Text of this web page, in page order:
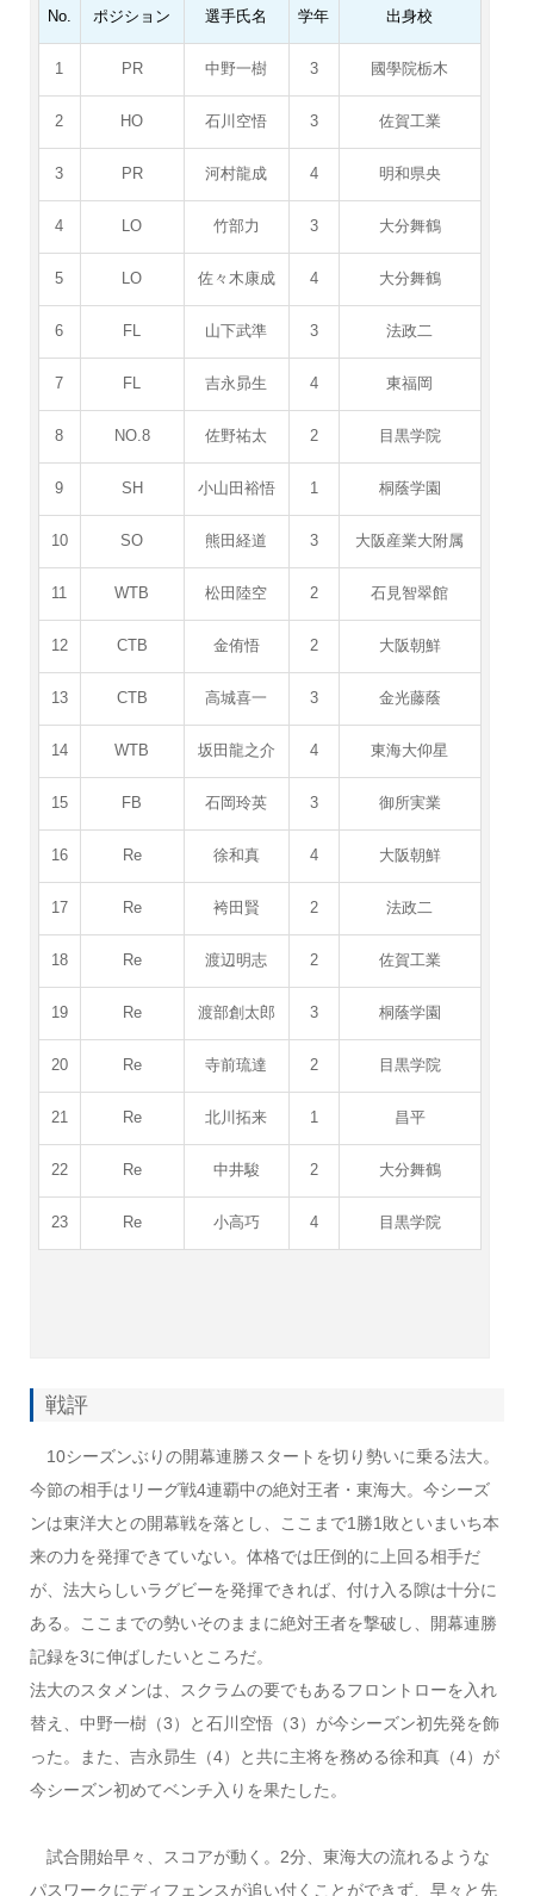
No. ポジション 選手氏名 学年 出身校
1 PR 中野一樹 3 國學院栃木
2 HO 石川空悟 3 佐賀工業
3 PR 河村龍成 4 明和県央
4 LO 竹部力 3 大分舞鶴
5 LO 佐々木康成 4 大分舞鶴
6 FL 山下武準 3 法政二
7 FL 吉永昴生 4 東福岡
8 NO.8 佐野祐太 2 目黒学院
9 SH 小山田裕悟 1 桐蔭学園
10 SO 熊田経道 3 大阪産業大附属
11 WTB 松田陸空 2 石見智翠館
12 CTB 金侑悟 2 大阪朝鮮
13 CTB 高城喜一 3 金光藤蔭
14 WTB 坂田龍之介 4 東海大仰星
15 FB 石岡玲英 3 御所実業
16 Re 徐和真 4 大阪朝鮮
17 Re 袴田賢 2 法政二
18 Re 渡辺明志 2 佐賀工業
19 Re 渡部創太郎 3 桐蔭学園
20 Re 寺前琉達 2 目黒学院
21 Re 北川拓来 1 昌平
22 Re 中井駿 2 大分舞鶴
23 Re 小高巧 4 目黒学院
戦評
10シーズンぶりの開幕連勝スタートを切り勢いに乗る法大。
今節の相手はリーグ戦4連覇中の絶対王者・東海大。今シーズ
ンは東洋大との開幕戦を落とし、ここまで1勝1敗といまいち本
来の力を発揮できていない。体格では圧倒的に上回る相手だ
が、法大らしいラグビーを発揮できれば、付け入る隙は十分に
ある。ここまでの勢いそのままに絶対王者を撃破し、開幕連勝
記録を3に伸ばしたいところだ。
法大のスタメンは、スクラムの要でもあるフロントローを入れ
替え、中野一樹（3）と石川空悟（3）が今シーズン初先発を飾
った。また、吉永昴生（4）と共に主将を務める徐和真（4）が
今シーズン初めてベンチ入りを果たした。
試合開始早々、スコアが動く。2分、東海大の流れるような
パスワークにディフェンスが追い付くことができず、早々と先